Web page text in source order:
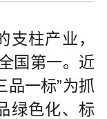
柱产业，
国第一。近
品一标”为抓
绿色化、标